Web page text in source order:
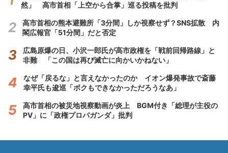
然」 高市首相「上空から合掌」巡る投稿を批判
高市首相の熊本避難所「3分間」しか視察せず？SNS拡散 内
閣広報官「51分間」だと否定
広島原爆の日、小沢一郎氏が高市政権を「戦前回帰路線」と
非難 「この国は再び滅亡に向かいかねない」
なぜ「戻るな」と言えなかったのか イオン爆発事故で斎藤
幸平氏も逡巡「ボクもできなかっただろうなあ」
高市首相の被災地視察動画が炎上 BGM付き「総理が主役の
PV」に「政権プロパガンダ」批判